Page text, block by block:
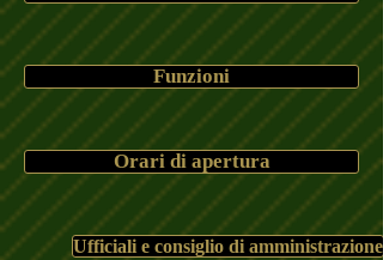
Funzioni
Orari di apertura
Ufficiali e consiglio di amministrazione